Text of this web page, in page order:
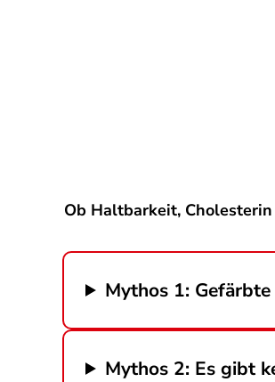
Ob Haltbarkeit,
Mythos 1:
Mythos 2: Es gibt